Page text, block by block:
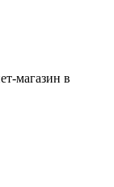
магазин в